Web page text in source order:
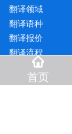
翻译领域
翻译语种
翻译报价
翻译流程
质量保障
合同下载
首页